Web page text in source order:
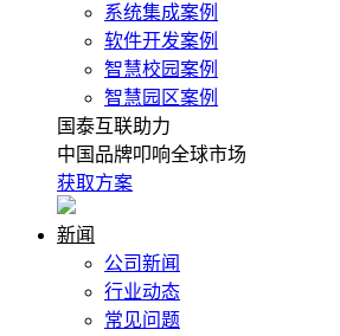
系统集成案例
软件开发案例
智慧校园案例
智慧园区案例
国泰互联助力
中国品牌叩响全球市场
获取方案
新闻
公司新闻
行业动态
常见问题